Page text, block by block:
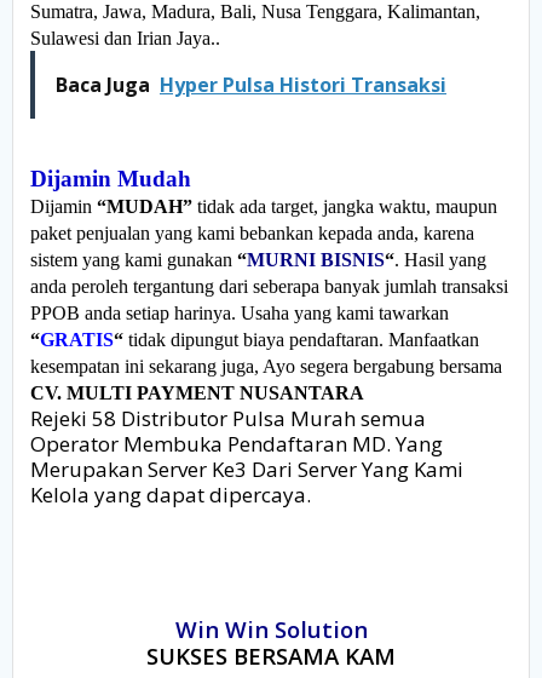
Sumatra, Jawa, Madura, Bali, Nusa Tenggara, Kalimantan,
Sulawesi dan Irian Jaya..
Baca Juga Hyper Pulsa Histori Transaksi
Dijamin Mudah
Dijamin “MUDAH” tidak ada target, jangka waktu, maupun
paket penjualan yang kami bebankan kepada anda, karena
sistem yang kami gunakan “MURNI BISNIS“. Hasil yang
anda peroleh tergantung dari seberapa banyak jumlah transaksi
PPOB anda setiap harinya. Usaha yang kami tawarkan
“GRATIS“ tidak dipungut biaya pendaftaran. Manfaatkan
kesempatan ini sekarang juga, Ayo segera bergabung bersama
CV. MULTI PAYMENT NUSANTARA
Rejeki 58 Distributor Pulsa Murah semua
Operator Membuka Pendaftaran MD. Yang
Merupakan Server Ke3 Dari Server Yang Kami
Kelola yang dapat dipercaya.
Win Win Solution
SUKSES BERSAMA KAM